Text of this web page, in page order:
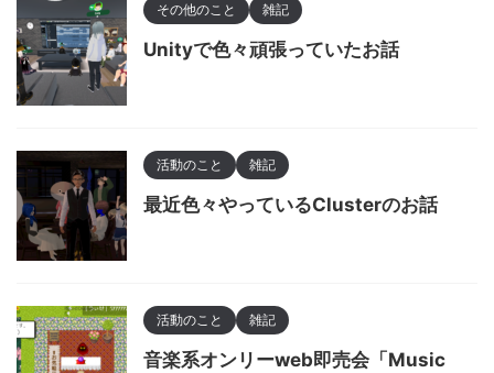
その他のこと 雑記
Unityで色々頑張っていたお話
活動のこと 雑記
最近色々やっているClusterのお話
活動のこと 雑記
音楽系オンリーweb即売会「Music